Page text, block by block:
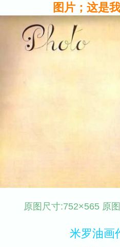
图片；这是
原图尺寸:752×565 原
米罗油画